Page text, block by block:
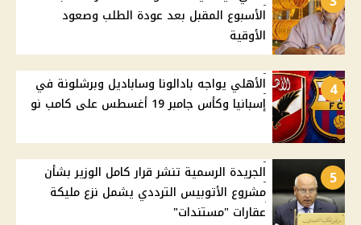
الأسبوع المقبل بعد عودة الطلب وصعود
الأوقية
4
الأهلي يواجه بادالونا وساباديل وبرشلونة في
إسبانيا وكأس جامبر 19 أغسطس على كامب نو
5
الجريدة الرسمية تنشر قرار كامل الوزير بشأن
مشروع الأتوبيس الترددي يشمل نزع مليكة
عقارات "مستندات"